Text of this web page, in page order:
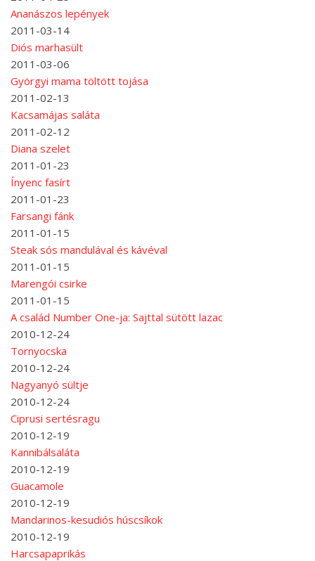
Ananászos lepények
2011-03-14
Diós marhasült
2011-03-06
Györgyi mama töltött tojása
2011-02-13
Kacsamájas saláta
2011-02-12
Diana szelet
2011-01-23
Ínyenc fasírt
2011-01-23
Farsangi fánk
2011-01-15
Steak sós mandulával és kávéval
2011-01-15
Marengói csirke
2011-01-15
A család Number One-ja: Sajttal sütött lazac
2010-12-24
Tornyocska
2010-12-24
Nagyanyó sültje
2010-12-24
Ciprusi sertésragu
2010-12-19
Kannibálsaláta
2010-12-19
Guacamole
2010-12-19
Mandarinos-kesudiós húscsíkok
2010-12-19
Harcsapaprikás